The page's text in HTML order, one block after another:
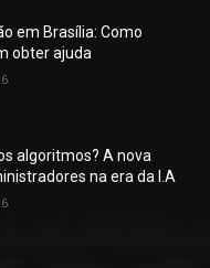
em Brasília: Como
obter ajuda
algoritmos? A nova
na era da I.A